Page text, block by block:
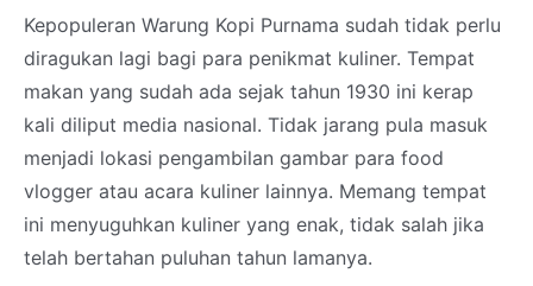
Kepopuleran Warung Kopi Purnama sudah tidak perlu
diragukan lagi bagi para penikmat kuliner. Tempat
makan yang sudah ada sejak tahun 1930 ini kerap
kali diliput media nasional. Tidak jarang pula masuk
menjadi lokasi pengambilan gambar para food
vlogger atau acara kuliner lainnya. Memang tempat
ini menyuguhkan kuliner yang enak, tidak salah jika
telah bertahan puluhan tahun lamanya.